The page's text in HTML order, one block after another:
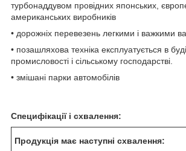
турбонаддувом провідних японських,
американських виробників
• дорожніх перевезень легкими і важкими
• позашляхова техніка експлуатується в
промисловості і сільському господарстві.
• змішані парки автомобілів
Специфікації і схвалення:
Продукція має наступні схвалення: